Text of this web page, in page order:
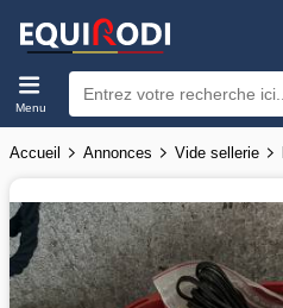
Menu
Accueil Annonces Vide sellerie